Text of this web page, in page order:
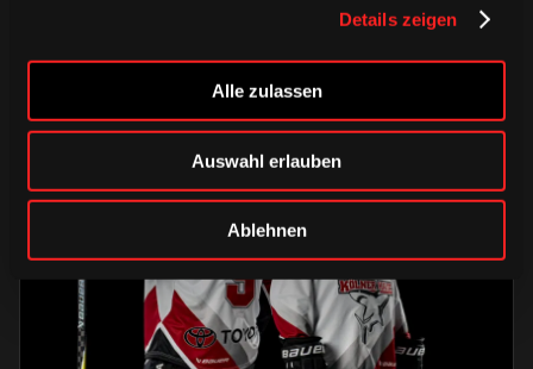
Details zeigen
Alle zulassen
Auswahl erlauben
Ablehnen